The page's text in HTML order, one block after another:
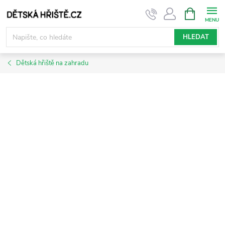
na
obsah
HLEDAT
NÁKUPNÍ
KOŠÍK
Dětská hřiště na zahradu